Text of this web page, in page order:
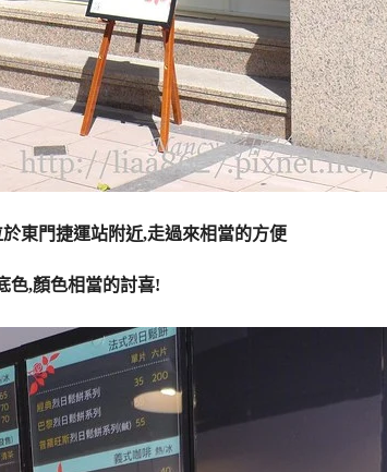
東門捷運站附近,走過來相當的方便
色,顏色相當的討喜!